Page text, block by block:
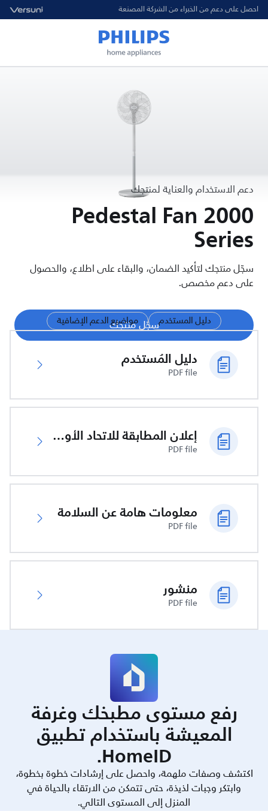
احصل على دعم من الخبراء من الشركة المصنعة
دعم الاستخدام والعناية لمنتجك
Pedestal Fan 2000
Series
سجّل منتجك لتأكيد الضمان، والبقاء على اطلاع، والحصول
على دعم مخصص.
سجّل منتجكدليل المستخدم مواضيع الدعم الإضافية
دليل المُستخدم
PDF file
إعلان المطابقة للاتحاد الأوروبي
PDF file
معلومات هامة عن السلامة
PDF file
منشور
PDF file
رفع مستوى مطبخك وغرفة
المعيشة باستخدام تطبيق
HomeID.
اكتشف وصفات ملهمة، واحصل على إرشادات خطوة بخطوة،
وابتكر وجبات لذيذة، حتى تتمكن من الارتقاء بالحياة في
المنزل إلى المستوى التالي.